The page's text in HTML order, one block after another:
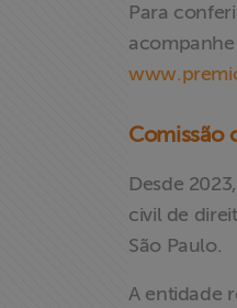
Para
Comissão
Desde
civil de
São Paulo.
A entidade